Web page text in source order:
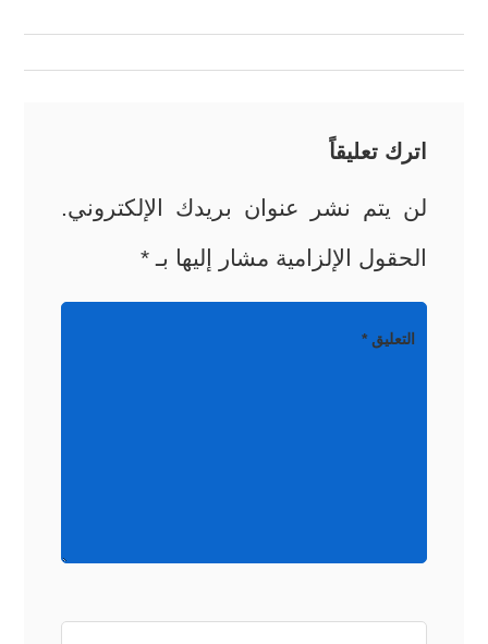
المقالات
اترك تعليقاً
لن يتم نشر عنوان بريدك الإلكتروني.
الحقول الإلزامية مشار إليها بـ *
التعليق*